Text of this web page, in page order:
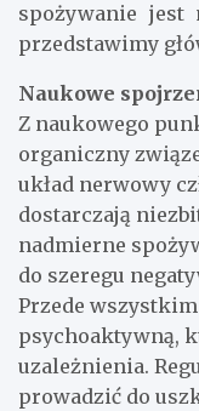
spożywanie jest
przedstawimy
Naukowe
Z naukowego
organiczny
układ nerwowy
dostarczają
nadmierne
do szeregu
Przede
psychoaktywną,
uzależnienia.
prowadzić do